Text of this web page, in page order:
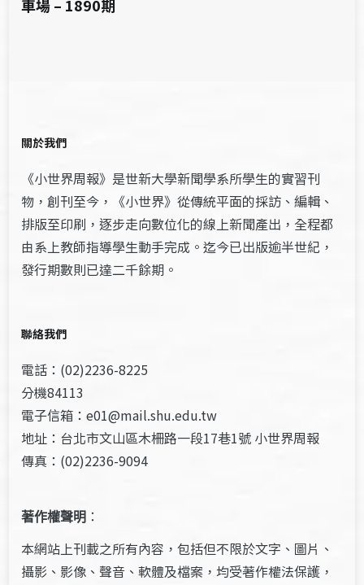
車場 – 1890期
關於我們
《小世界周報》是世新大學新聞學系所學生的實習刊
物，創刊至今，《小世界》從傳統平面的採訪、編輯、
排版至印刷，逐步走向數位化的線上新聞產出，全程都
由系上教師指導學生動手完成。迄今已出版逾半世紀，
發行期數則已達二千餘期。
聯絡我們
電話：(02)2236-8225
分機84113
電子信箱：e01@mail.shu.edu.tw
地址：台北市文山區木柵路一段17巷1號 小世界周報
傳真：(02)2236-9094
著作權聲明 ：
本網站上刊載之所有內容，包括但不限於文字、圖片、
攝影、影像、聲音、軟體及檔案，均受著作權法保護，